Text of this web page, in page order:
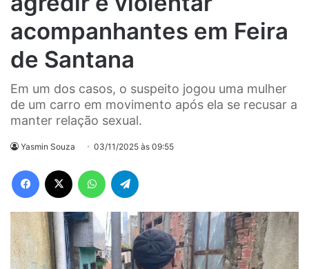
acompanhantes em Feira
de Santana
Em um dos casos, o suspeito jogou uma mulher
de um carro em movimento após ela se recusar a
manter relação sexual.
Yasmin Souza 03/11/2025 às 09:55
Facebook WhatsApp